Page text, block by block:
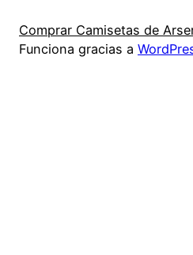
Comprar Camisetas de
Funciona gracias a